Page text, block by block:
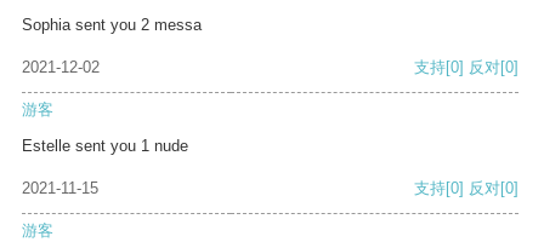
Sophia sent you 2 messa
2021-12-02 支持[0] 反对[0]
游客
Estelle sent you 1 nude
2021-11-15 支持[0] 反对[0]
游客